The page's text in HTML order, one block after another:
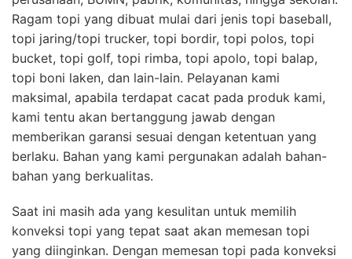
Ragam topi yang dibuat mulai dari jenis topi baseball,
topi jaring/topi trucker, topi bordir, topi polos, topi
bucket, topi golf, topi rimba, topi apolo, topi balap,
topi boni laken, dan lain-lain. Pelayanan kami
maksimal, apabila terdapat cacat pada produk kami,
kami tentu akan bertanggung jawab dengan
memberikan garansi sesuai dengan ketentuan yang
berlaku. Bahan yang kami pergunakan adalah bahan-
bahan yang berkualitas.
Saat ini masih ada yang kesulitan untuk memilih
konveksi topi yang tepat saat akan memesan topi
yang diinginkan. Dengan memesan topi pada konveksi